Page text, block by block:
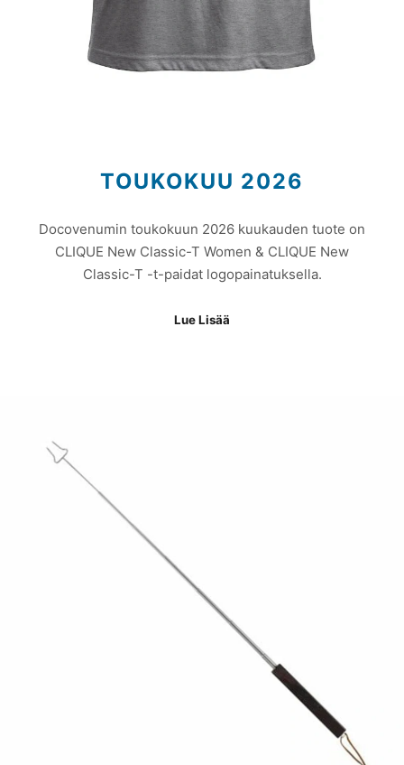
TOUKOKUU 2026
Docovenumin toukokuun 2026 kuukauden tuote on
CLIQUE New Classic-T Women & CLIQUE New
Classic-T -t-paidat logopainatuksella.
Lue Lisää